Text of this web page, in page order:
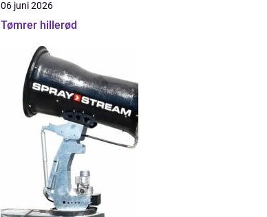
06 juni 2026
Tømrer hillerød